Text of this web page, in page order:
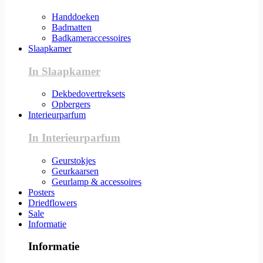
Handdoeken
Badmatten
Badkameraccessoires
Slaapkamer
In Slaapkamer
Dekbedovertreksets
Opbergers
Interieurparfum
In Interieurparfum
Geurstokjes
Geurkaarsen
Geurlamp & accessoires
Posters
Driedflowers
Sale
Informatie
Informatie